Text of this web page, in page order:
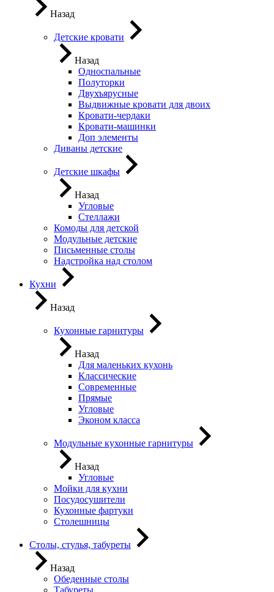
Назад
Детские кровати
Назад
Односпальные
Полуторки
Двухъярусные
Выдвижные кровати для двоих
Кровати-чердаки
Кровати-машинки
Доп элементы
Диваны детские
Детские шкафы
Назад
Угловые
Стеллажи
Комоды для детской
Модульные детские
Письменные столы
Надстройка над столом
Кухни
Назад
Кухонные гарнитуры
Назад
Для маленьких кухонь
Классические
Современные
Прямые
Угловые
Эконом класса
Модульные кухонные гарнитуры
Назад
Угловые
Мойки для кухни
Посудосушители
Кухонные фартуки
Столешницы
Столы, стулья, табуреты
Назад
Обеденные столы
Табуреты